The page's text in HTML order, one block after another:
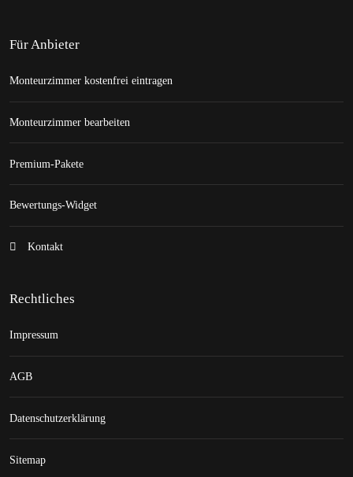
Für Anbieter
Monteurzimmer kostenfrei eintragen
Monteurzimmer bearbeiten
Premium-Pakete
Bewertungs-Widget
Kontakt
Rechtliches
Impressum
AGB
Datenschutzerklärung
Sitemap